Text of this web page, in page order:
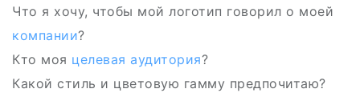
Что я хочу, чтобы мой логотип говорил о моей
компании?
Кто моя целевая аудитория?
Какой стиль и цветовую гамму предпочитаю?